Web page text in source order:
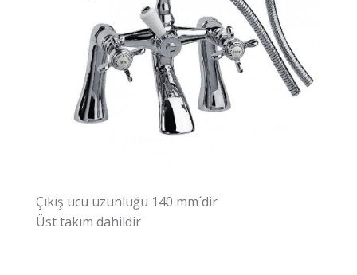
Çıkış ucu uzunluğu 140 mm´dir
Üst takım dahildir